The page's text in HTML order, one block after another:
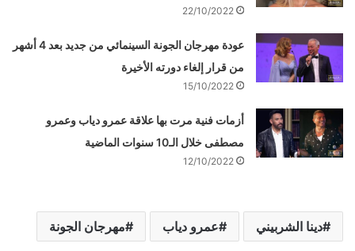
22/10/2022
عودة مهرجان الجونة السينمائي من جديد بعد 4 أشهر
من قرار إلغاء دورته الأخيرة
15/10/2022
أزمات فنية مرت بها علاقة عمرو دياب وعمرو
مصطفى خلال الـ10 سنوات الماضية
12/10/2022
دينا الشربيني عمرو دياب مهرجان الجونة